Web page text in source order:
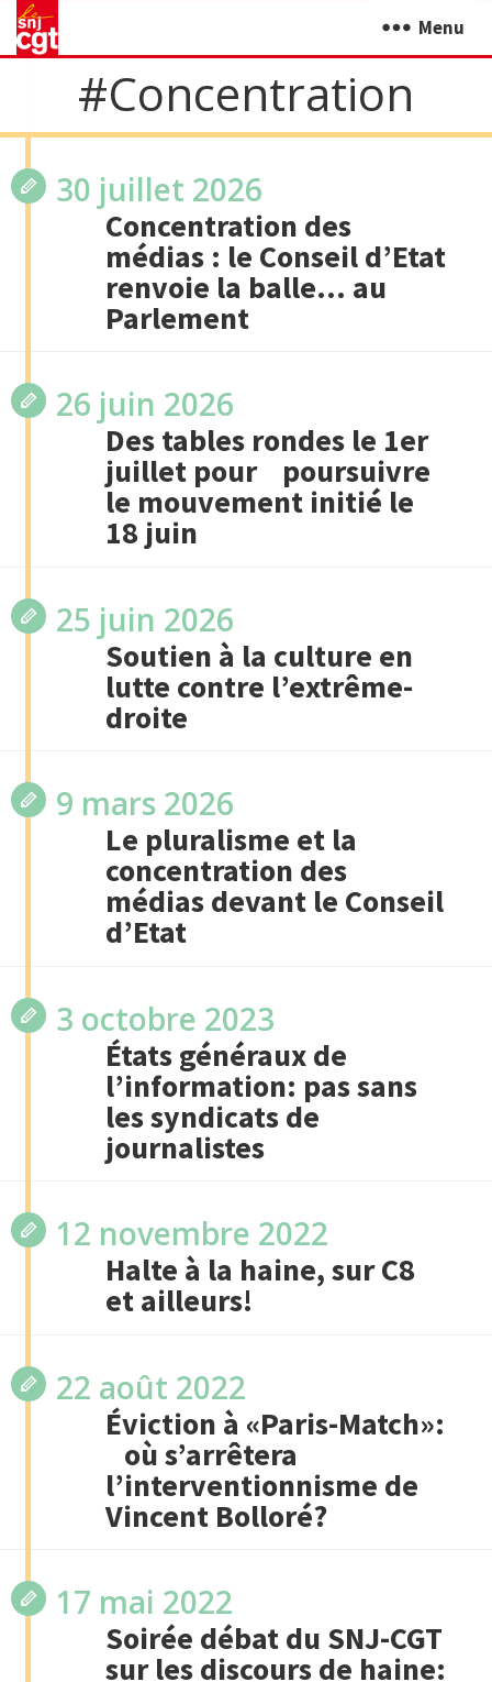
Menu
#concentration
30 juillet 2026
Concentration des
médias : le Conseil d’Etat
renvoie la balle… au
Parlement
26 juin 2026
Des tables rondes le 1er
juillet pour poursuivre
le mouvement initié le
18 juin
25 juin 2026
Soutien à la culture en
lutte contre l’extrême-
droite
9 mars 2026
Le pluralisme et la
concentration des
médias devant le Conseil
d’Etat
3 octobre 2023
États généraux de
l’information: pas sans
les syndicats de
journalistes
12 novembre 2022
Halte à la haine, sur C8
et ailleurs!
22 août 2022
Éviction à «Paris-Match»:
où s’arrêtera
l’interventionnisme de
Vincent Bolloré?
17 mai 2022
Soirée débat du SNJ-CGT
sur les discours de haine: